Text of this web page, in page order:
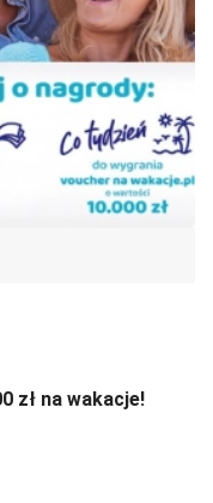
zł na wakacje!